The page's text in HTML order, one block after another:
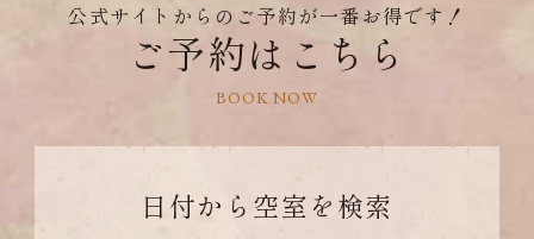
公式サイトからのご予約が一番お得です！
ご予約はこちら
BOOK NOW
日付から 空室を検索